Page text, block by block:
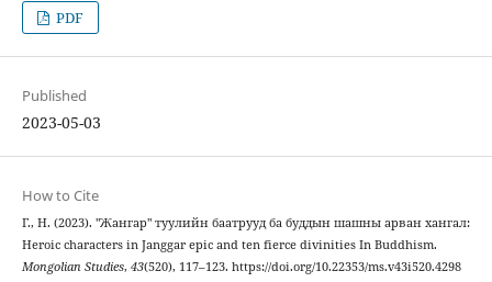
PDF
Published
2023-05-03
How to Cite
Г., Н. (2023). "Жангар" туулийн баатрууд ба буддын шашны арван хангал:
Heroic characters in Janggar epic and ten fierce divinities In Buddhism.
Mongolian Studies, 43(520), 117–123. https://doi.org/10.22353/ms.v43i520.4298